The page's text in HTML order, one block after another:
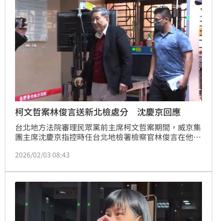
柯文哲案林俊言送新北檢處分 沈慶京回應
台北地方法院審理民眾黨前主席柯文哲案期間，威京集
團主席沈慶京指控時任台北地檢署檢察官林俊言在他戒
「私會」，還要求法警不要讓律師知道，請求檢察官評
有違反檢察官倫理規範情事「言行不當」，但請求不成
立，決議移請新北地檢署為適當處置。對此，沈慶京透
過臉書回應，強調令人遺憾。
2026/02/03 08:43